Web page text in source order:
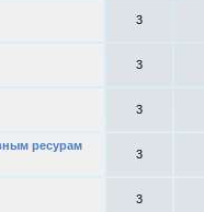
3
3
3
ресурам
3
3